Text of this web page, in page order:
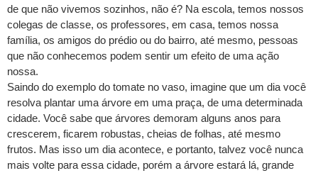
de que não vivemos sozinhos, não é? Na escola, temos nossos
colegas de classe, os professores, em casa, temos nossa
família, os amigos do prédio ou do bairro, até mesmo, pessoas
que não conhecemos podem sentir um efeito de uma ação
nossa.
Saindo do exemplo do tomate no vaso, imagine que um dia você
resolva plantar uma árvore em uma praça, de uma determinada
cidade. Você sabe que árvores demoram alguns anos para
crescerem, ficarem robustas, cheias de folhas, até mesmo
frutos. Mas isso um dia acontece, e portanto, talvez você nunca
mais volte para essa cidade, porém a árvore estará lá, grande